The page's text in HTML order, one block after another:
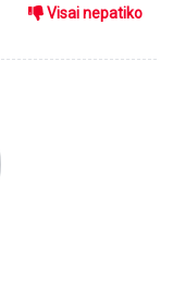
Visai nepatiko